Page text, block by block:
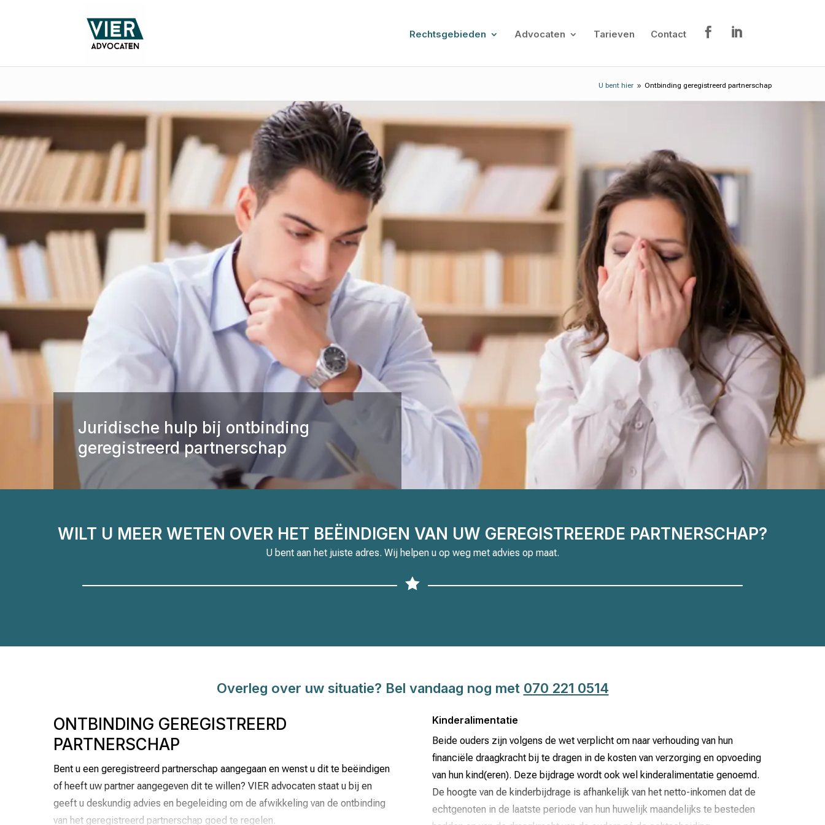
Rechtsgebieden Advocaten Tarieven Contact
U bent hier 9 Ontbinding geregistreerd partnerschap
Juridische hulp bij ontbinding
geregistreerd partnerschap
WILT U MEER WETEN OVER HET BEËINDIGEN VAN UW GEREGISTREERDE PARTNERSCHAP?
U bent aan het juiste adres. Wij helpen u op weg met advies op maat.

Overleg over uw situatie? Bel vandaag nog met 070 221 0514
ONTBINDING GEREGISTREERD
PARTNERSCHAP
Bent u een geregistreerd partnerschap aangegaan en wenst u dit te beëindigen
of heeft uw partner aangegeven dit te willen? VIER advocaten staat u bij en
geeft u deskundig advies en begeleiding om de afwikkeling van de ontbinding
van het geregistreerd partnerschap goed te regelen.
Kinderalimentatie
Beide ouders zijn volgens de wet verplicht om naar verhouding van hun
financiële draagkracht bij te dragen in de kosten van verzorging en opvoeding
van hun kind(eren). Deze bijdrage wordt ook wel kinderalimentatie genoemd.
De hoogte van de kinderbijdrage is afhankelijk van het netto-inkomen dat de
echtgenoten in de laatste periode van hun huwelijk maandelijks te besteden